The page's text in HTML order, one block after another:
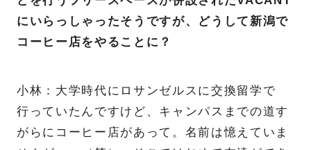
にいらっしゃったそうですが、どうして新潟で
コーヒー店をやることに？
小林：大学時代にロサンゼルスに交換留学で
行っていたんですけど、キャンパスまでの道す
がらにコーヒー店があって。名前は憶えていま